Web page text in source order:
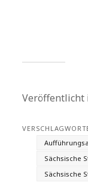
Veröffentlicht
Sächsische
Sächsische